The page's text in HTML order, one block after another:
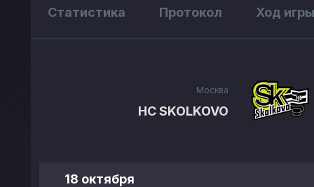
Статистика Протокол Ход игры
Москва
HC SKOLKOVO
18 октября